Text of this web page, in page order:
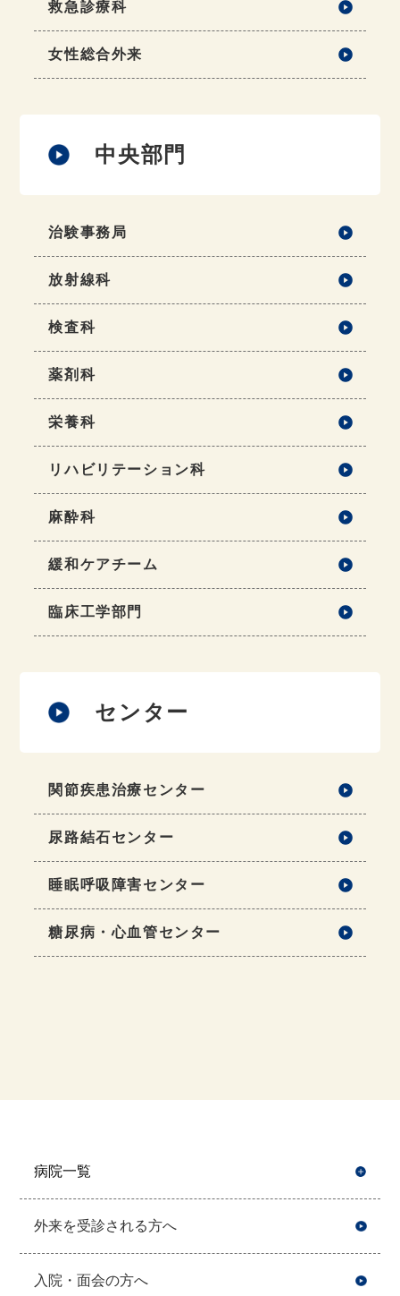
救急診療科
女性総合外来
中央部門
治験事務局
放射線科
検査科
薬剤科
栄養科
リハビリテーション科
麻酔科
緩和ケアチーム
臨床工学部門
センター
関節疾患治療センター
尿路結石センター
睡眠呼吸障害センター
糖尿病・心血管センター
病院一覧
外来を受診される方へ
入院・面会の方へ